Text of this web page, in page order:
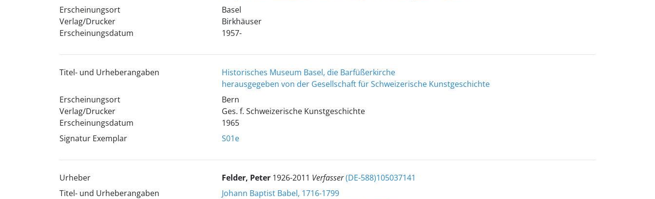
Erscheinungsort
Verlag/Drucker
Erscheinungsdatum
Basel
Birkhäuser
1957-
Titel- und Urheberangaben
Historisches Museum Basel, die Barfüßerkirche
herausgegeben von der Gesellschaft für Schweizerische Kunstgeschichte
Erscheinungsort
Verlag/Drucker
Erscheinungsdatum
Bern
Ges. f. Schweizerische Kunstgeschichte
1965
Signatur Exemplar
S01e
Urheber Felder, Peter 1926-2011 Verfasser(DE-588)105037141
Titel- und Urheberangaben
Johann Baptist Babel, 1716-1799